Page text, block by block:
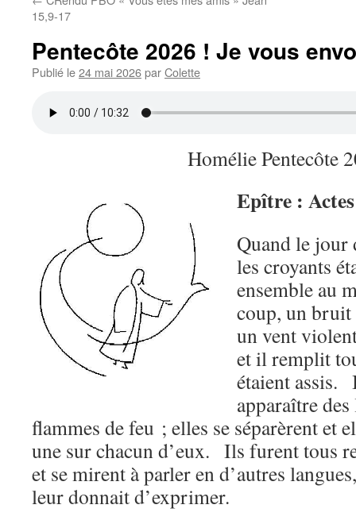
15,9-17
Pentecôte 2026 ! Je vous
Publié le24 mai 2026parColette
Homélie Pentecôte
Epître :
Quand le jour
les croyants
ensemble au
coup, un
un vent
et il remplit
étaient assis.
apparaître
flammes de feu ; elles se séparèrent et
une sur chacun d’eux. Ils furent tous
et se mirent à parler en d’autres
leur donnait d’exprimer.